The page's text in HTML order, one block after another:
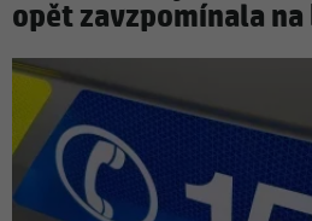
opět zavzpomínala